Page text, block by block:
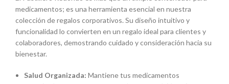
medicamentos; es una herramienta esencial en nuestra
colección de regalos corporativos. Su diseño intuitivo y
funcionalidad lo convierten en un regalo ideal para clientes y
colaboradores, demostrando cuidado y consideración hacia su
bienestar.
Salud Organizada: Mantiene tus medicamentos